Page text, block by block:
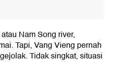
Nam Song river,
Tapi, Vang Vieng pernah
Tidak singkat, situasi